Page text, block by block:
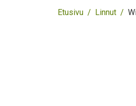
Murupolku
Etusivu Linnut